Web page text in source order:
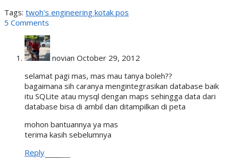
Tags: twoh's engineering kotak pos
5 Comments
novian October 29, 2012
selamat pagi mas, mas mau tanya boleh??
bagaimana sih caranya mengintegrasikan database baik
itu SQLite atau mysql dengan maps sehingga data dari
database bisa di ambil dan ditampilkan di peta
mohon bantuannya ya mas
terima kasih sebelumnya
Reply